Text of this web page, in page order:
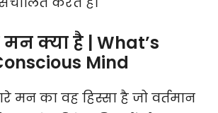
क्या है | What’s
Mind
मन का वह हिस्सा है जो वर्तमान